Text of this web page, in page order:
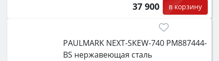
37 900 в корзину
PAULMARK NEXT-SKEW-740 PM887444-
BS нержавеющая сталь